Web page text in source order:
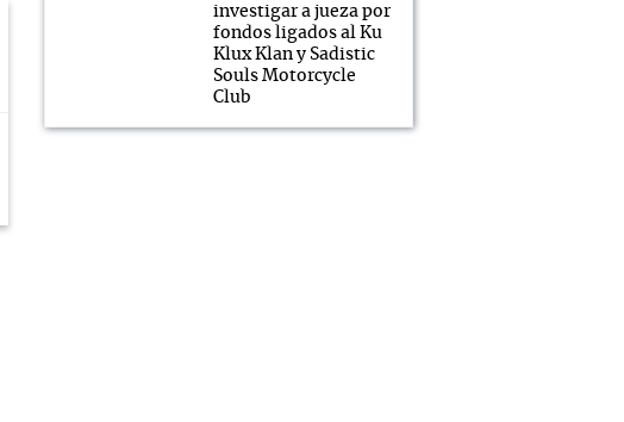
investigar a jueza por
fondos ligados al Ku
Klux Klan y Sadistic
Souls Motorcycle
Club